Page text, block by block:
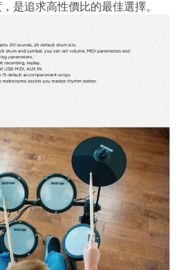
是追求高性價比的最佳選擇。